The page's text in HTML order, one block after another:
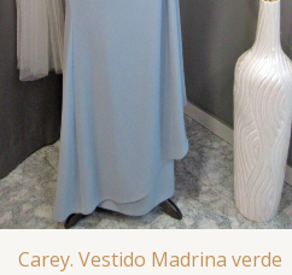
Carey. Vestido Madrina verde